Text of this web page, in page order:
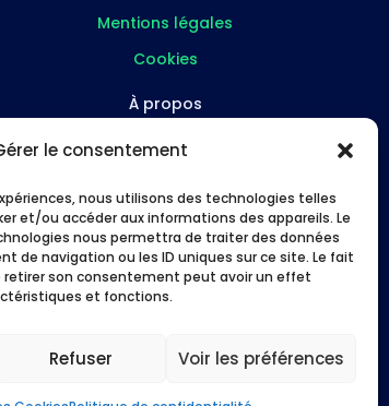
le consentement
nous utilisons des technologies telles
et/ou accéder aux informations des appareils. Le
nous permettra de traiter des données
de navigation ou les ID uniques sur ce site. Le fait
retirer son consentement peut avoir un effet
et fonctions.
Refuser Voir les préférences
Mentions légales
Cookies
À propos
Études de cas
Me suivre